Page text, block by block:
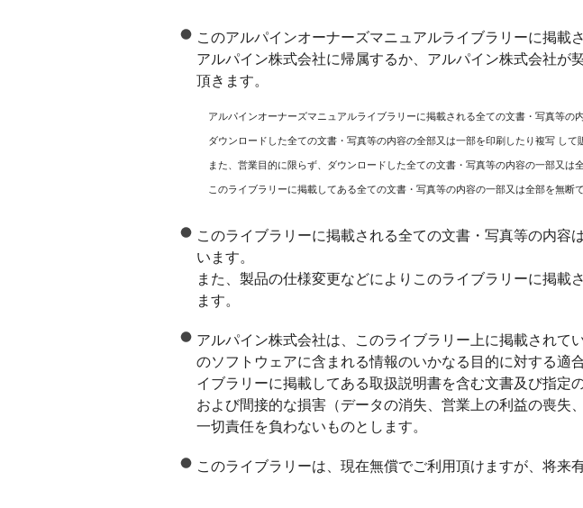
このアルパインオーナーズマニュアルライブラリーに掲載
アルパイン株式会社に帰属するか、アルパイン株式会社が
頂きます。
アルパインオーナーズマニュアルライブラリーに掲載される全ての文書・写真等の
ダウンロードした全ての文書・写真等の内容の全部又は一部を印刷したり複写 して
また、営業目的に限らず、ダウンロードした全ての文書・写真等の内容の一部又
このライブラリーに掲載してある全ての文書・写真等の内容の一部又は全部を無断
このライブラリーに掲載される全ての文書・写真等の内
います。
また、製品の仕様変更などによりこのライブラリーに掲
ます。
アルパイン株式会社は、このライブラリー上に掲載されて
のソフトウェアに含まれる情報のいかなる目的に対する適
イブラリーに掲載してある取扱説明書を含む文書及び指
および間接的な損害（データの消失、営業上の利益の喪失
一切責任を負わないものとします。
このライブラリーは、現在無償でご利用頂けますが、将来